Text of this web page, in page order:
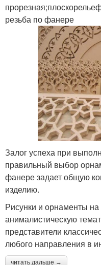
резьба по фанере
Залог успеха при
правильный выбор
фанере задает общую
изделию.
Рисунки и орнаменты
анималистическую
представители
любого направления в
читать дальше →